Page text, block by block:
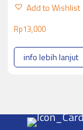
Add to Wishlist
Rp13,000
info lebih lanjut